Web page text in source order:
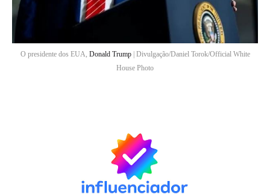
O presidente dos EUA, Donald Trump| Divulgação/Daniel Torok/Official White
House Photo